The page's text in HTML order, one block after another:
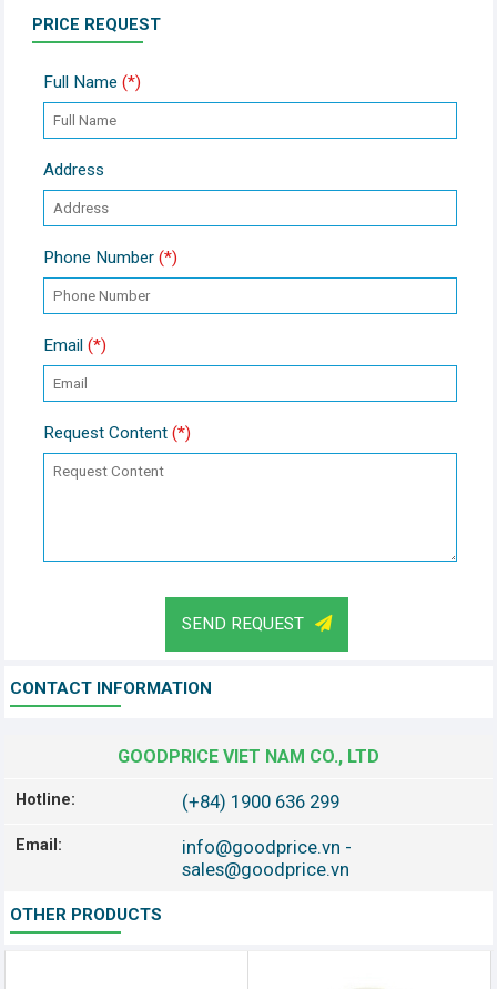
PRICE REQUEST
Full Name (*)
Address
Phone Number (*)
Email (*)
Request Content (*)
SEND REQUEST
CONTACT INFORMATION
GOODPRICE VIET NAM CO., LTD
Hotline: (+84) 1900 636 299
Email: info@goodprice.vn -
sales@goodprice.vn
OTHER PRODUCTS